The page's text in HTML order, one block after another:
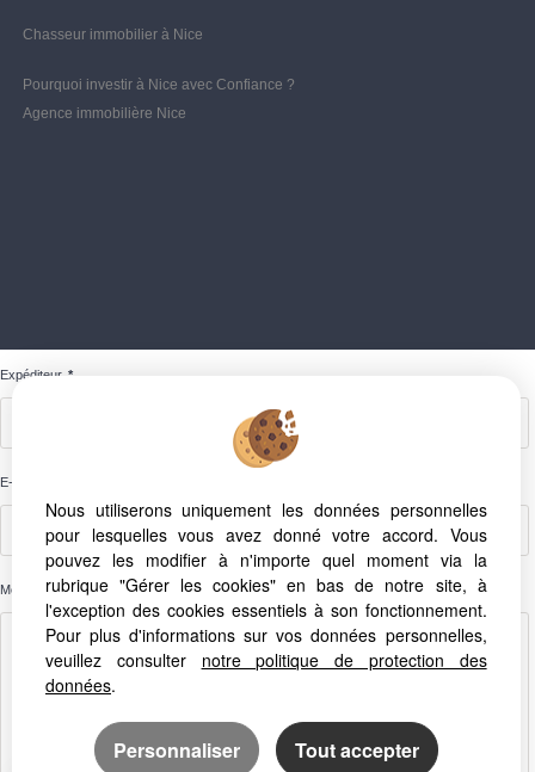
Chasseur immobilier à Nice
Pourquoi investir à Nice avec Confiance ?
Agence immobilière Nice
Expéditeur *
E-Mail
Message
Nous utiliserons uniquement les données personnelles
pour lesquelles vous avez donné votre accord. Vous
pouvez les modifier à n'importe quel moment via la
rubrique "Gérer les cookies" en bas de notre site, à
l'exception des cookies essentiels à son fonctionnement.
Pour plus d'informations sur vos données personnelles,
veuillez consulter notre politique de protection des
données.
Personnaliser Tout accepter